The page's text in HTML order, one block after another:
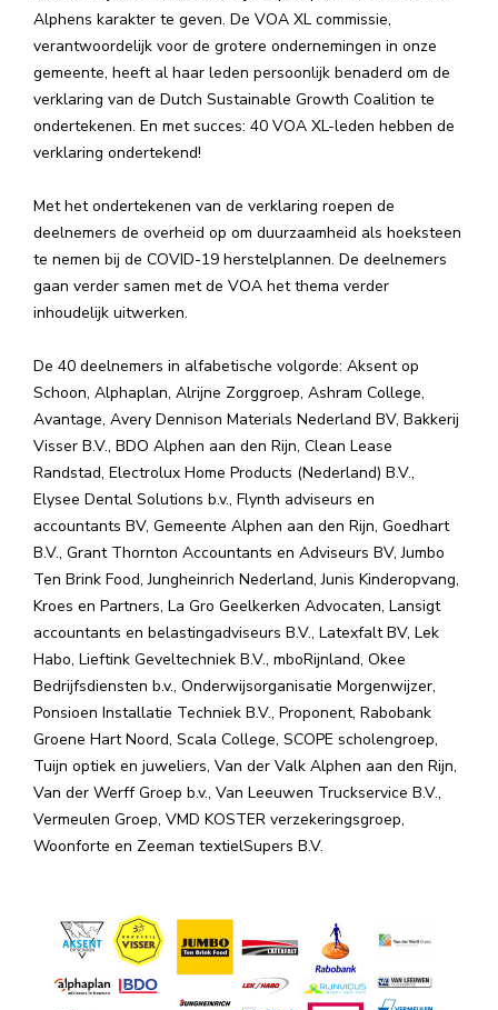
Alphens karakter te geven. De VOA XL commissie,
verantwoordelijk voor de grotere ondernemingen in onze
gemeente, heeft al haar leden persoonlijk benaderd om de
verklaring van de Dutch Sustainable Growth Coalition te
ondertekenen. En met succes: 40 VOA XL-leden hebben de
verklaring ondertekend!
Met het ondertekenen van de verklaring roepen de
deelnemers de overheid op om duurzaamheid als hoeksteen
te nemen bij de COVID-19 herstelplannen. De deelnemers
gaan verder samen met de VOA het thema verder
inhoudelijk uitwerken.
De 40 deelnemers in alfabetische volgorde: Aksent op
Schoon, Alphaplan, Alrijne Zorggroep, Ashram College,
Avantage, Avery Dennison Materials Nederland BV, Bakkerij
Visser B.V., BDO Alphen aan den Rijn, Clean Lease
Randstad, Electrolux Home Products (Nederland) B.V.,
Elysee Dental Solutions b.v., Flynth adviseurs en
accountants BV, Gemeente Alphen aan den Rijn, Goedhart
B.V., Grant Thornton Accountants en Adviseurs BV, Jumbo
Ten Brink Food, Jungheinrich Nederland, Junis Kinderopvang,
Kroes en Partners, La Gro Geelkerken Advocaten, Lansigt
accountants en belastingadviseurs B.V., Latexfalt BV, Lek
Habo, Lieftink Geveltechniek B.V., mboRijnland, Okee
Bedrijfsdiensten b.v., Onderwijsorganisatie Morgenwijzer,
Ponsioen Installatie Techniek B.V., Proponent, Rabobank
Groene Hart Noord, Scala College, SCOPE scholengroep,
Tuijn optiek en juweliers, Van der Valk Alphen aan den Rijn,
Van der Werff Groep b.v., Van Leeuwen Truckservice B.V.,
Vermeulen Groep, VMD KOSTER verzekeringsgroep,
Woonforte en Zeeman textielSupers B.V.